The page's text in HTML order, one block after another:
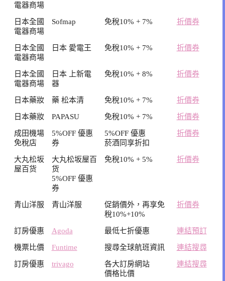
電器商場
日本全國
電器商場
Sofmap 免稅10% + 7% 折價券
日本全國
電器商場
日本 愛電王 免稅10% + 7% 折價券
日本全國
電器商場
日本 上新電
器
免稅10% + 8% 折價券
日本藥妝 藥 松本清 免稅10% + 7% 折價券
日本藥妝 PAPASU 免稅10% + 7% 折價券
成田機場
免稅店
5%OFF 優惠
券
5%OFF 優惠
菸酒同享折扣
折價券
大丸松坂
屋百货
大丸松坂屋百
货
5%OFF 優惠
券
免稅10% + 5% 折價券
青山洋服 青山洋服
促銷價外，再享免
稅10%+10%
折價券
訂房優惠 Agoda 最低七折優惠 連結預訂
機票比價 Funtime 搜尋全球航班資訊 連結搜尋
訂房優惠 trivago
各大訂房網站
價格比價
連結搜尋